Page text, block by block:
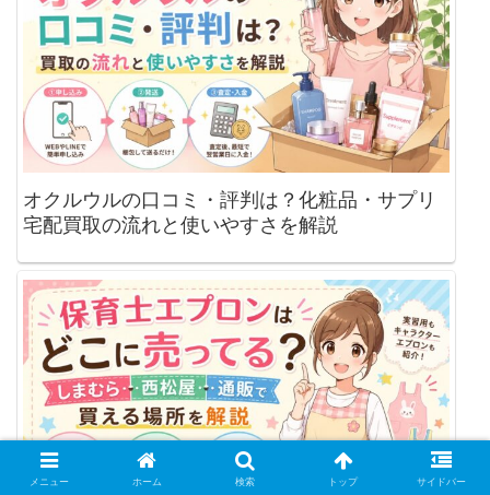
オクルウルの口コミ・評判は？化粧品・サプリ
宅配買取の流れと使いやすさを解説
メニュー ホーム 検索 トップ サイドバー